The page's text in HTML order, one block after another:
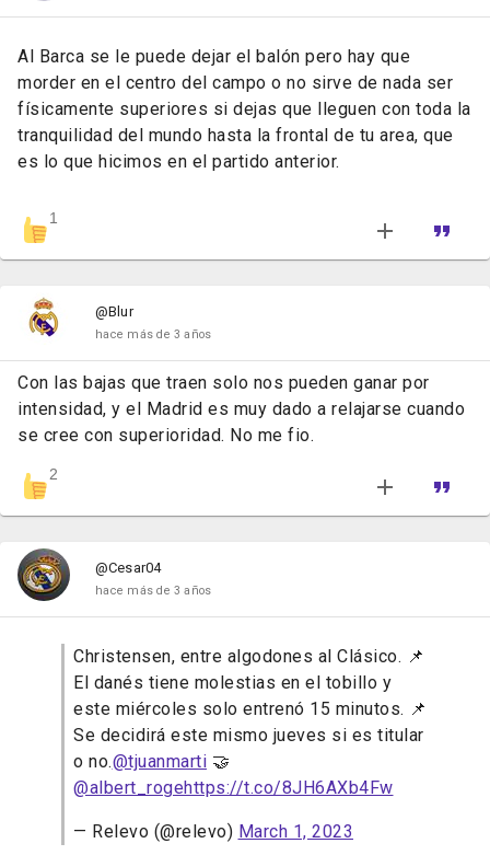
Al Barca se le puede dejar el balón pero hay que
morder en el centro del campo o no sirve de nada ser
físicamente superiores si dejas que lleguen con toda la
tranquilidad del mundo hasta la frontal de tu area, que
es lo que hicimos en el partido anterior.
1
@Blur
hace más de 3 años
Con las bajas que traen solo nos pueden ganar por
intensidad, y el Madrid es muy dado a relajarse cuando
se cree con superioridad. No me fio.
2
@Cesar04
hace más de 3 años
Christensen, entre algodones al Clásico. 📌
El danés tiene molestias en el tobillo y
este miércoles solo entrenó 15 minutos. 📌
Se decidirá este mismo jueves si es titular
o no.@tjuanmarti 🤝
@albert_rogehttps://t.co/8JH6AXb4Fw
— Relevo (@relevo) March 1, 2023